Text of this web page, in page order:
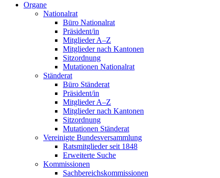
Organe
Nationalrat
Büro Nationalrat
Präsident/in
Mitglieder A–Z
Mitglieder nach Kantonen
Sitzordnung
Mutationen Nationalrat
Ständerat
Büro Ständerat
Präsident/in
Mitglieder A–Z
Mitglieder nach Kantonen
Sitzordnung
Mutationen Ständerat
Vereinigte Bundesversammlung
Ratsmitglieder seit 1848
Erweiterte Suche
Kommissionen
Sachbereichskommissionen